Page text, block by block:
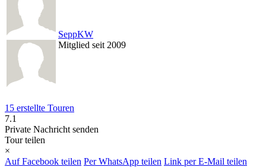
SeppKW
Mitglied seit 2009
15 erstellte Touren
7.1
Private Nachricht senden
Tour teilen
×
Auf Facebook teilen Per WhatsApp teilen Link per E-Mail teilen